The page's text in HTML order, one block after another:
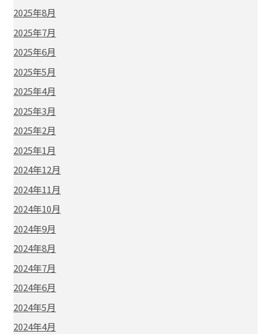
2025年8月
2025年7月
2025年6月
2025年5月
2025年4月
2025年3月
2025年2月
2025年1月
2024年12月
2024年11月
2024年10月
2024年9月
2024年8月
2024年7月
2024年6月
2024年5月
2024年4月